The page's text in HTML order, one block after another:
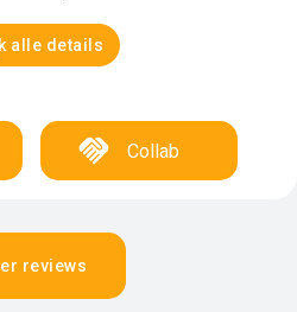
alle details
Collab
reviews